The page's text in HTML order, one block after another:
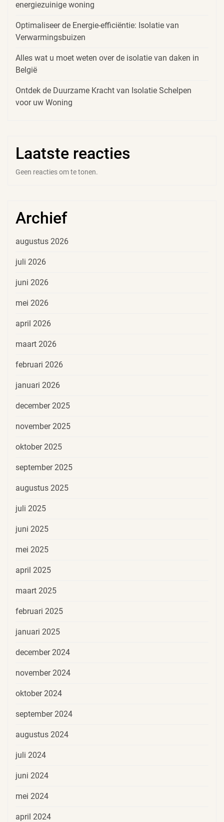
energiezuinige woning
Optimaliseer de Energie-efficiëntie: Isolatie van
Verwarmingsbuizen
Alles wat u moet weten over de isolatie van daken in
België
Ontdek de Duurzame Kracht van Isolatie Schelpen
voor uw Woning
Laatste reacties
Geen reacties om te tonen.
Archief
augustus 2026
juli 2026
juni 2026
mei 2026
april 2026
maart 2026
februari 2026
januari 2026
december 2025
november 2025
oktober 2025
september 2025
augustus 2025
juli 2025
juni 2025
mei 2025
april 2025
maart 2025
februari 2025
januari 2025
december 2024
november 2024
oktober 2024
september 2024
augustus 2024
juli 2024
juni 2024
mei 2024
april 2024